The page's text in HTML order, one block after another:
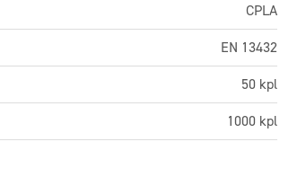
CPLA
EN 13432
50 kpl
1000 kpl